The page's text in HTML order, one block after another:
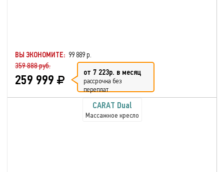
ВЫ ЭКОНОМИТЕ: 99 889 р.
359 888 руб.
259 999 от 7 223р. в месяц
рассрочка без
переплат
CARAT Dual
Массажное кресло